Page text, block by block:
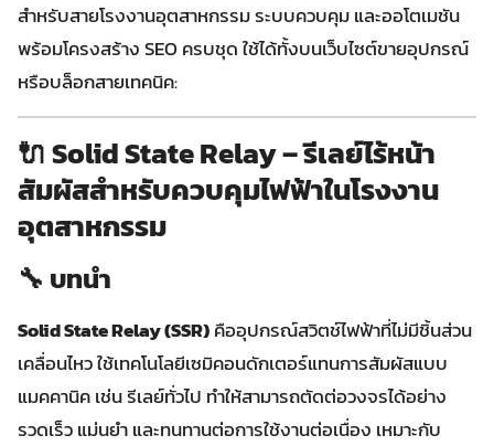
สำหรับสายโรงงานอุตสาหกรรม ระบบควบคุม และออโตเมชัน
พร้อมโครงสร้าง SEO ครบชุด ใช้ได้ทั้งบนเว็บไซต์ขายอุปกรณ์
หรือบล็อกสายเทคนิค:
🔌Solid State Relay – รีเลย์ไร้หน้า
สัมผัสสำหรับควบคุมไฟฟ้าในโรงงาน
อุตสาหกรรม
🔧 บทนำ
Solid State Relay (SSR)คืออุปกรณ์สวิตช์ไฟฟ้าที่ไม่มีชิ้นส่วน
เคลื่อนไหว ใช้เทคโนโลยีเซมิคอนดักเตอร์แทนการสัมผัสแบบ
แมคคานิค เช่น รีเลย์ทั่วไป ทำให้สามารถตัดต่อวงจรได้อย่าง
รวดเร็ว แม่นยำ และทนทานต่อการใช้งานต่อเนื่อง เหมาะกับ